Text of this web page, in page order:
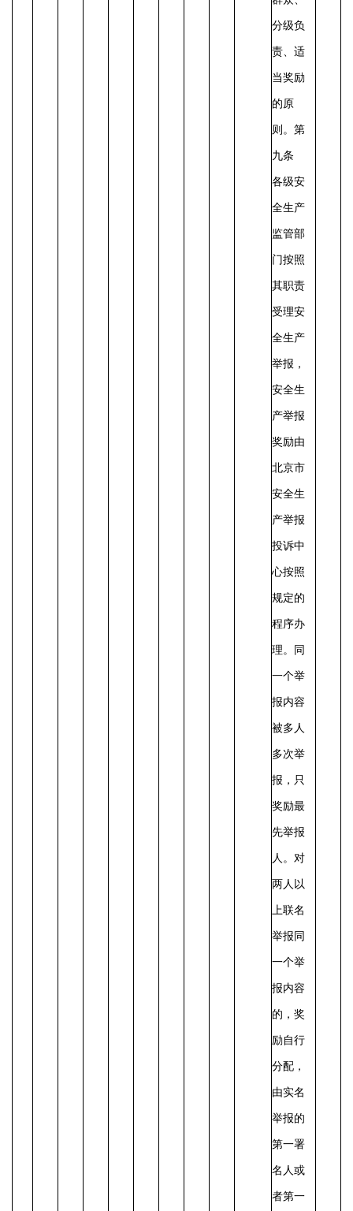
分级负
责、适
当奖励
的原
则。 第
九条
各级安
全生产
监管部
门按照
其职责
受理安
全生产
举报，
安全生
产举报
奖励由
北京市
安全生
产举报
投诉中
心按照
规定的
程序办
理。 同
一个举
报内容
被多人
多次举
报，只
奖励最
先举报
人。 对
两人以
上联名
举报同
一个举
报内容
的，奖
励自行
分配，
由实名
举报的
第一署
名人或
者第一